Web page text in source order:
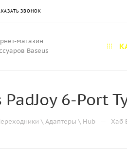
ЗВОНОК
магазин
Baseus
6-Port
\ Адаптеры \ Hub — Хаб